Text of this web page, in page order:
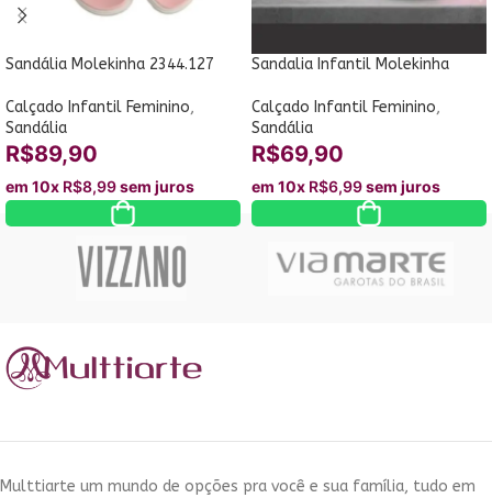
Sandália Molekinha 2344.127
Calçado Infantil Feminino,
Sandália
R$89,90
em 10x R$8,99sem juros
Sandalia Infantil Molekinha
Calçado Infantil Feminino,
Sandália
R$69,90
em 10x R$6,99sem juros
Multtiarte um mundo de opções pra você e sua família, tudo em